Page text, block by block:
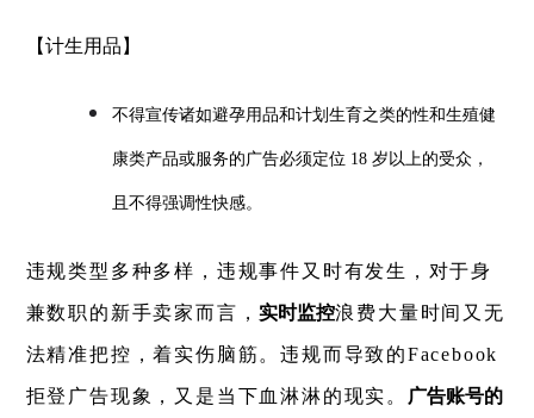
【计生用品】
不得宣传诸如避孕用品和计划生育之类的性和生殖健
康类产品或服务的广告必须定位 18 岁以上的受众，
且不得强调性快感。
违规类型多种多样，违规事件又时有发生，对于身
兼数职的新手卖家而言，实时监控浪费大量时间又无
法精准把控，着实伤脑筋。违规而导致的Facebook
拒登广告现象，又是当下血淋淋的现实。 广告账号的